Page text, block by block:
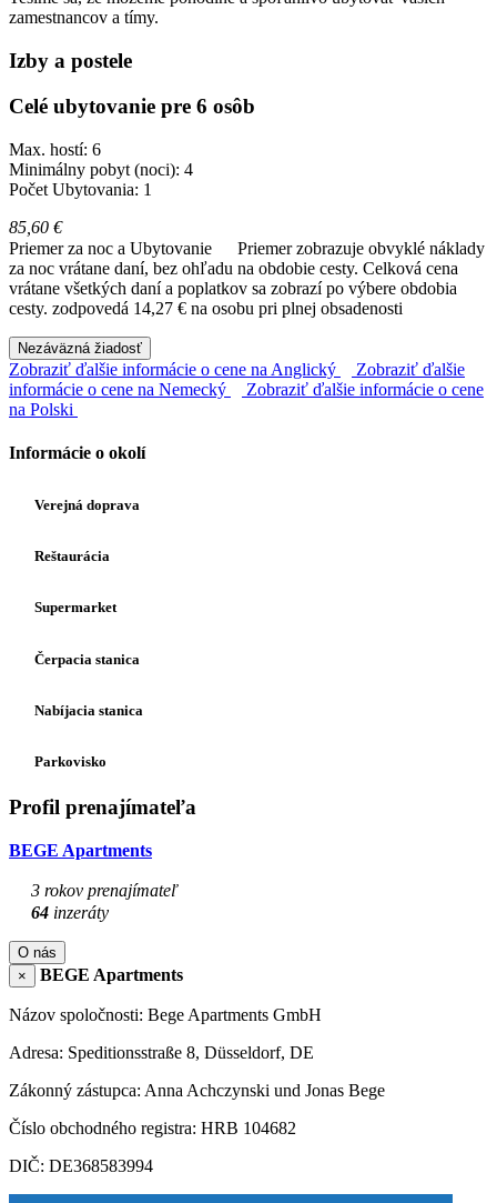
zamestnancov a tímy.
Izby a postele
Celé ubytovanie pre 6 osôb
Max. hostí: 6
Minimálny pobyt (noci): 4
Počet Ubytovania: 1
85,60 €
Priemer za noc a Ubytovanie
Priemer zobrazuje obvyklé náklady
za noc vrátane daní, bez ohľadu na obdobie cesty. Celková cena
vrátane všetkých daní a poplatkov sa zobrazí po výbere obdobia
cesty. zodpovedá 14,27 € na osobu pri plnej obsadenosti
Nezáväzná žiadosť
Zobraziť ďalšie informácie o cene na Anglický
Zobraziť ďalšie
informácie o cene na Nemecký
Zobraziť ďalšie informácie o cene
na Polski
Informácie o okolí
Verejná doprava
Reštaurácia
Supermarket
Čerpacia stanica
Nabíjacia stanica
Parkovisko
Profil prenajímateľa
BEGE Apartments
3 rokov prenajímateľ
64 inzeráty
O nás
×
BEGE Apartments
Názov spoločnosti: Bege Apartments GmbH
Adresa: Speditionsstraße 8, Düsseldorf, DE
Zákonný zástupca: Anna Achczynski und Jonas Bege
Číslo obchodného registra: HRB 104682
DIČ: DE368583994